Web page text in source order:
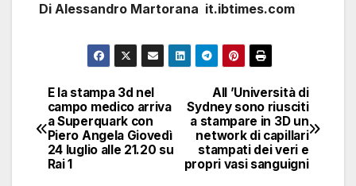
Di Alessandro Martorana it.ibtimes.com
Navigazione
articoli
All ’Università di
Sydney sono riusciti
a stampare in 3D un
network di capillari
stampati dei veri e
propri vasi sanguigni
E la stampa 3d nel
campo medico arriva
a Superquark con
Piero Angela Giovedì
24 luglio alle 21.20 su
Rai 1